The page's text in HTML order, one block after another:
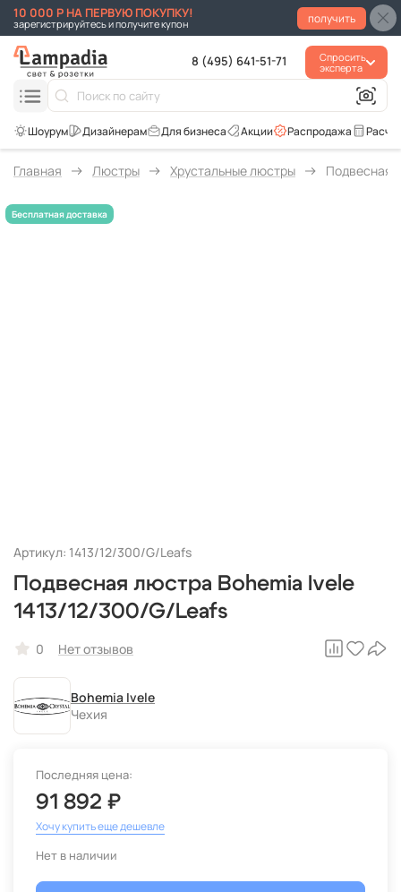
10 000 Р НА ПЕРВУЮ ПОКУПКУ!
зарегистрируйтесь и получите купон получить
8 (495) 641-51-71
Спросить
эксперта
Распродажа
Акции
Для бизнеса
Главная Люстры Хрустальные люстры Подвесная
Артикул: 1413/12/300/G/Leafs
Подвесная люстра Bohemia Ivele
1413/12/300/G/Leafs
0 Нет отзывов
Bohemia Ivele
Чехия
Последняя цена:
91 892 ₽
Хочу купить еще дешевле
Нет в наличии